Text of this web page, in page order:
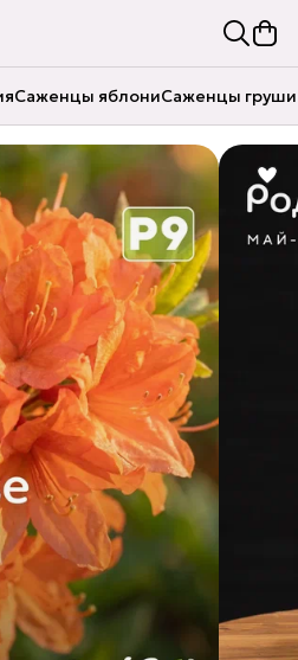
Саженцы яблониСаженцы груши